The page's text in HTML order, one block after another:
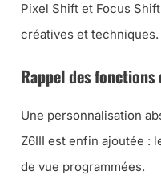
Pixel Shift et Focus
créatives et techniques.
Rappel des fonctions
Une personnalisation
Z6III est enfin ajoutée :
de vue programmées.